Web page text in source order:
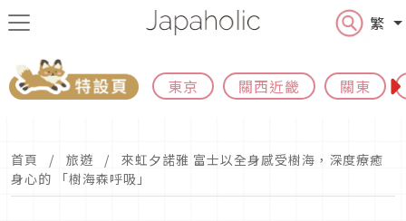
繁
東京 關西近畿 關東
首頁 旅遊
來虹夕諾雅 富士以全身感受樹海，深度療癒
身心的 「樹海森呼吸」